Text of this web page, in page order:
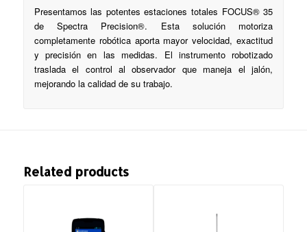
Presentamos las potentes estaciones totales FOCUS® 35
de Spectra Precision®. Esta solución motoriza
completamente robótica aporta mayor velocidad, exactitud
y precisión en las medidas. El instrumento robotizado
traslada el control al observador que maneja el jalón,
mejorando la calidad de su trabajo.
Related products